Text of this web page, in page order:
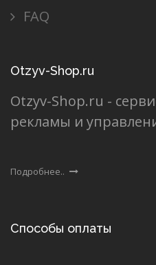
FAQ
Otzyv-Shop.ru
Otzyv-Shop.ru -
рекламы и
Подробнее..
Способы оплаты